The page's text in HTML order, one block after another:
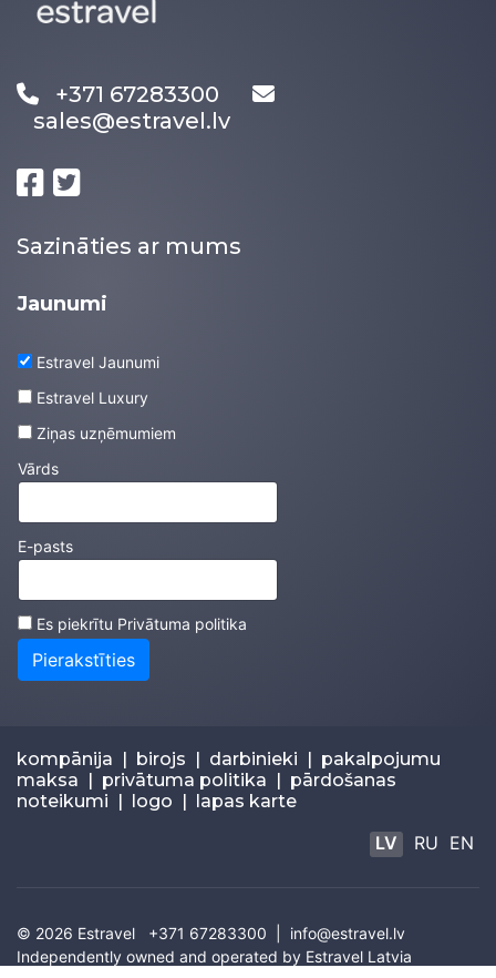
+371 67283300
sales@estravel.lv
Sazināties ar mums
Jaunumi
Estravel Jaunumi
Estravel Luxury
Ziņas uzņēmumiem
Vārds
E-pasts
Es piekrītu Privātuma politika
Pierakstīties
kompānija | birojs | darbinieki | pakalpojumu
maksa | privātuma politika | pārdošanas
noteikumi | logo | lapas karte
LV RU EN
© 2026 Estravel +371 67283300 | info@estravel.lv
Independently owned and operated by Estravel Latvia